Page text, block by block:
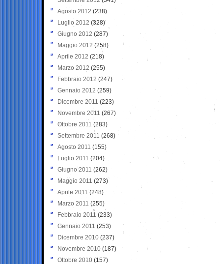
Agosto 2012 (238)
Luglio 2012 (328)
Giugno 2012 (287)
Maggio 2012 (258)
Aprile 2012 (218)
Marzo 2012 (255)
Febbraio 2012 (247)
Gennaio 2012 (259)
Dicembre 2011 (223)
Novembre 2011 (267)
Ottobre 2011 (283)
Settembre 2011 (268)
Agosto 2011 (155)
Luglio 2011 (204)
Giugno 2011 (262)
Maggio 2011 (273)
Aprile 2011 (248)
Marzo 2011 (255)
Febbraio 2011 (233)
Gennaio 2011 (253)
Dicembre 2010 (237)
Novembre 2010 (187)
Ottobre 2010 (157)